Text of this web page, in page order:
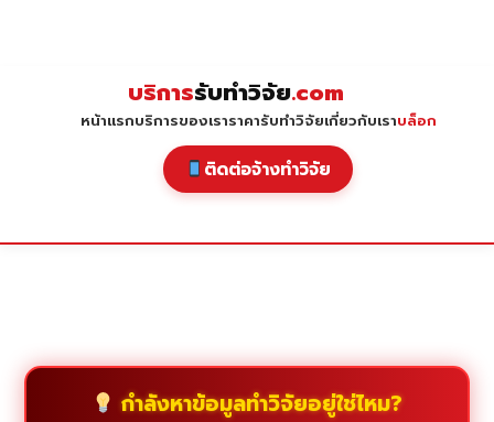
บริการรับทำวิจัย.com
หน้าแรกบริการของเราราคารับทำวิจัยเกี่ยวกับเราบล็อก
ติดต่อจ้างทำวิจัย
กำลังหาข้อมูลทำวิจัยอยู่ใช่ไหม?